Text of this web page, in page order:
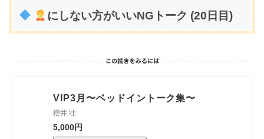
にしない方がいいNGトーク (20日目)
VIP3月〜ベッドイントーク集〜
櫻井 壮
5,000円